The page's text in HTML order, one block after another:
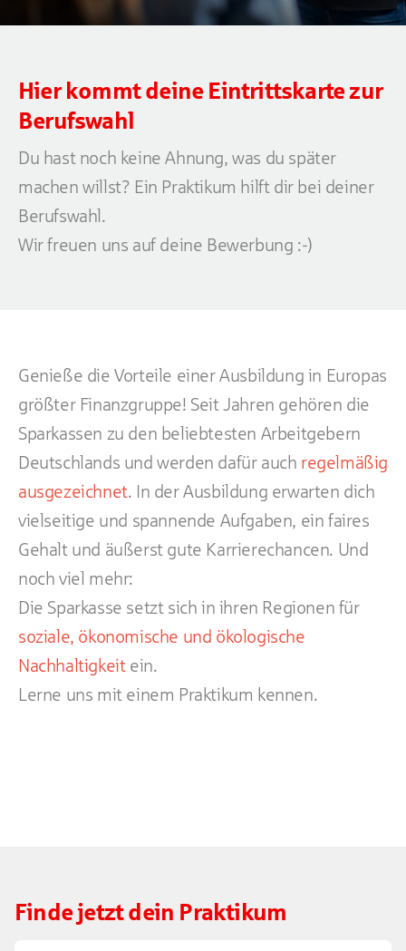
Hier kommt deine Eintrittskarte zur
Berufswahl
Du hast noch keine Ahnung, was du später
machen willst? Ein Praktikum hilft dir bei deiner
Berufswahl.
Wir freuen uns auf deine Bewerbung :-)
Genieße die Vorteile einer Ausbildung in Europas
größter Finanzgruppe! Seit Jahren gehören die
Sparkassen zu den beliebtesten Arbeitgebern
Deutschlands und werden dafür auch regelmäßig
ausgezeichnet. In der Ausbildung erwarten dich
vielseitige und spannende Aufgaben, ein faires
Gehalt und äußerst gute Karrierechancen. Und
noch viel mehr:
Die Sparkasse setzt sich in ihren Regionen für
soziale, ökonomische und ökologische
Nachhaltigkeitein.
Lerne uns mit einem Praktikum kennen.
Finde jetzt dein Praktikum